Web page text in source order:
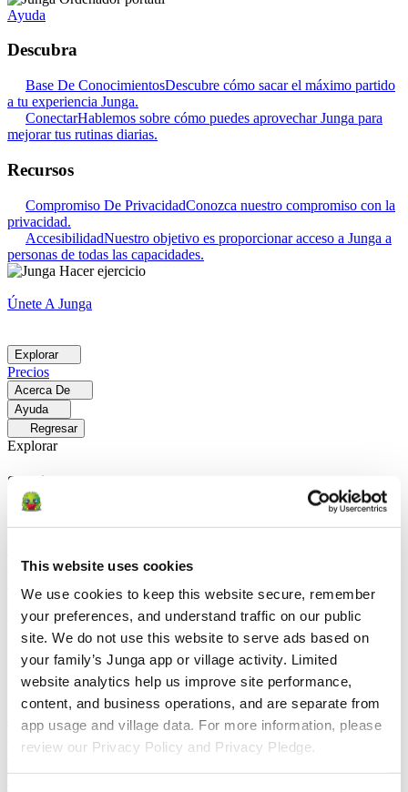
This website uses cookies
We use cookies to keep this website secure, remember
your preferences, and understand traffic on our public
site. We do not use this website to serve ads based on
your family’s Junga app or village activity. Limited
website analytics help us improve site performance,
content, and business operations, and are separate from
app usage and village data. For more information, please
review our Privacy Policy and Privacy Pledge.
Ayuda
Descubra
Base De ConocimientosDescubre cómo sacar el máximo partido
a tu experiencia Junga.
ConectarHablemos sobre cómo puedes aprovechar Junga para
mejorar tus rutinas diarias.
Recursos
Compromiso De PrivacidadConozca nuestro compromiso con la
privacidad.
AccesibilidadNuestro objetivo es proporcionar acceso a Junga a
personas de todas las capacidades.
Únete A Junga
Explorar
Precios
Acerca De
Ayuda
Regresar
Explorar
Soluciones
Para Los Papás
Descubre cómo los papás facilitan las rutinas
diarias y promueven un comportamiento positivo con Junga.
Para
socioemocional (SEL) gracias a Junga.
el hogar.
Para Grupos SocialesDescubre cómo los grupos sociales
fomentan la participación comunitaria con Junga.
Comparar
Junga contra Greenlight Greenlight combina una tarjeta de débito
supervisada con herramientas educativas para enseñar a los niños a
administrar su presupuesto, ahorrar e invertir.
Junga contra Acorns
EarlyAcorns Early ayuda a los padres a enseñar a sus hijos sobre
educación financiera mediante una tarjeta de débito segura, tareas